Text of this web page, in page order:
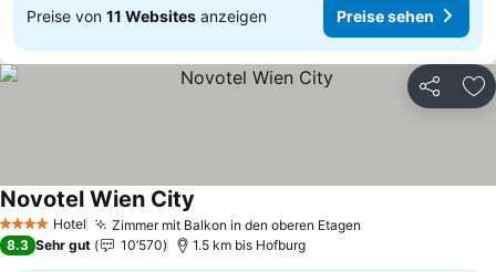
Preise von 11 Websites anzeigen Preise sehen
Teilen
4 Sterne Hotel Zimmer mit Balkon in den oberen Etagen
Novotel Wien City
8.3 Sehr gut 10’570 1.5 km bis Hofburg